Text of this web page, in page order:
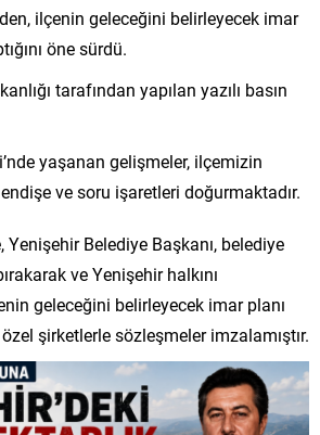
ilçenin geleceğini belirleyecek imar
öne sürdü.
tarafından yapılan yazılı basın
yaşanan gelişmeler, ilçemizin
ve soru işaretleri doğurmaktadır.
Yenişehir Belediye Başkanı, belediye
ve Yenişehir halkını
geleceğini belirleyecek imar planı
şirketlerle sözleşmeler imzalamıştır.